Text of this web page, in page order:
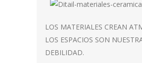
LOS MATERIALES CREAN
LOS ESPACIOS SON
DEBILIDAD.